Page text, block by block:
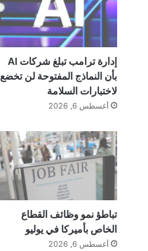
إدارة ترامب تبلغ شركات AI
بأن النماذج المفتوحة لن تخضع
لاختبارات السلامة
أغسطس 6, 2026
تباطؤ نمو وظائف القطاع
الخاص بأميركا في يوليو
أغسطس 6, 2026